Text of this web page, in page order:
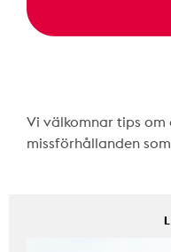
Vi välkomnar tips
missförhållanden